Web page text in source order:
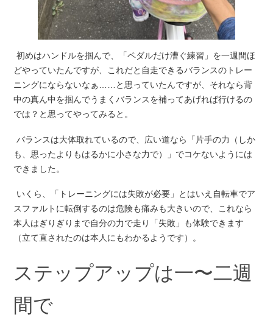
初めはハンドルを掴んで、「ペダルだけ漕ぐ練習」を一週間ほ
どやっていたんですが、これだと自走できるバランスのトレー
ニングにならないなぁ……と思っていたんですが、それなら背
中の真ん中を掴んでうまくバランスを補ってあげれば行けるの
では？と思ってやってみると。
バランスは大体取れているので、広い道なら「片手の力（しか
も、思ったよりもはるかに小さな力で）」でコケないようには
できました。
いくら、「トレーニングには失敗が必要」とはいえ自転車でア
スファルトに転倒するのは危険も痛みも大きいので、これなら
本人はぎりぎりまで自分の力で走り「失敗」も体験できます
（立て直されたのは本人にもわかるようです）。
ステップアップは一〜二週
間で